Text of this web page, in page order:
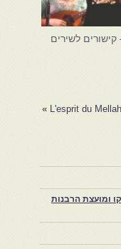
לשירים
L'esprit du
»
ומועצת הרבנות